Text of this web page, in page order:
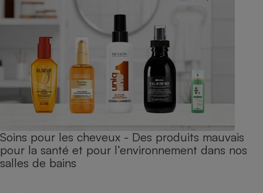
Soins pour les cheveux - Des produits mauvais
pour la santé et pour l’environnement dans nos
salles de bains